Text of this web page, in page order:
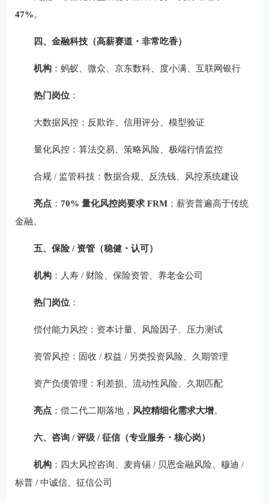
47%。
四、金融科技（高薪赛道・非常吃香）
机构：蚂蚁、微众、京东数科、度小满、互联网银行
热门岗位：
大数据风控：反欺诈、信用评分、模型验证
量化风控：算法交易、策略风险、极端行情监控
合规 / 监管科技：数据合规、反洗钱、风控系统建设
亮点： 70% 量化风控岗要求 FRM；薪资普遍高于传统
金融。
五、保险 / 资管（稳健・认可）
机构：人寿 / 财险、保险资管、养老金公司
热门岗位：
偿付能力风控：资本计量、风险因子、压力测试
资管风控：固收 / 权益 / 另类投资风险、久期管理
资产负债管理：利差损、流动性风险、久期匹配
亮点：偿二代二期落地， 风控精细化需求大增。
六、咨询 / 评级 / 征信（专业服务・核心岗）
机构：四大风控咨询、麦肯锡 / 贝恩金融风险、穆迪 /
标普 / 中诚信、征信公司